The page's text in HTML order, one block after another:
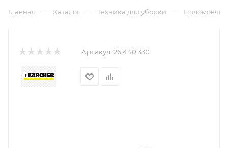
Главная — Каталог — Техника для уборки —
Артикул: 26 440 330